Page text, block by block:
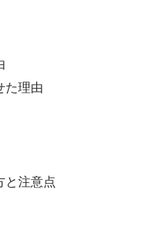
た理由
と注意点